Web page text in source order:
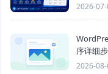
2026-
序详细
2026-